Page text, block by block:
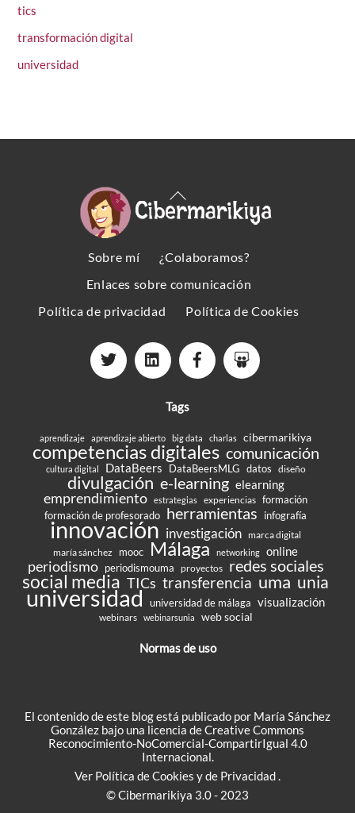
tics
transformación digital
universidad
Back
To
Sobre mí
¿Colaboramos?
Enlaces sobre comunicación
Política de privacidad
Política de Cookies
Tags
aprendizaje aprendizaje abierto big data charlas cibermarikiya
competencias digitales comunicación
cultura digital DataBeers DataBeersMLG datos diseño
divulgación e-learning elearning
emprendimiento estrategias experiencias formación
formación de profesorado herramientas infografía
innovación investigación marca digital
maría sánchez
mooc Málaga networking online
periodismo periodismouma proyectos redes sociales
social media TICs transferencia uma unia
universidad universidad de málaga visualización
webinars webinarsunia web social
Normas de uso
El contenido de este blog está publicado por María Sánchez
González bajo una licencia de Creative Commons
Reconocimiento-NoComercial-CompartirIgual 4.0
Internacional.
Ver Política de Cookies y de Privacidad.
© Cibermarikiya 3.0 - 2023